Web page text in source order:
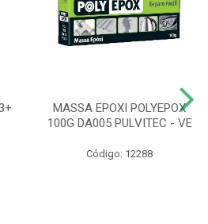
MASSA EPOXI POLYEPOX
100G DA005 PULVITEC - VE
Código: 12288